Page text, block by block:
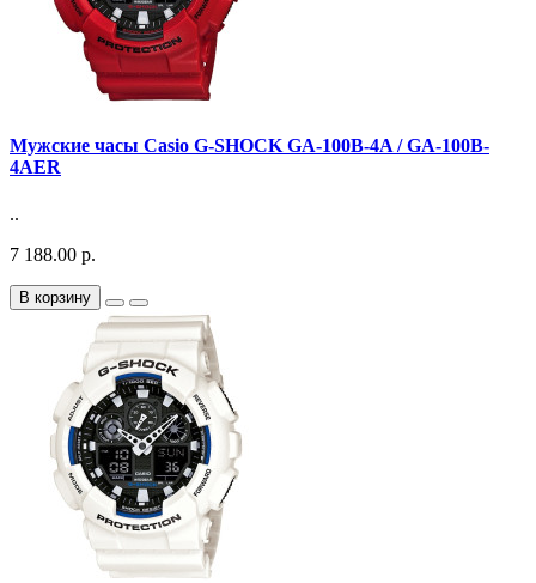
Мужские часы Casio G-SHOCK GA-100B-4A / GA-100B-
4AER
..
7 188.00 р.
В корзину